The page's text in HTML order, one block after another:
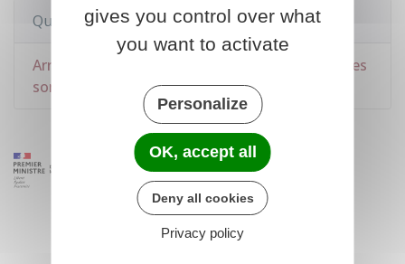
Questions ? Réponses !
Arrêt maladie pendant la période d'essai : quelles
sont les règles ?
gives you control over what
you want to activate
Personalize
OK, accept all
Deny all cookies
Privacy policy